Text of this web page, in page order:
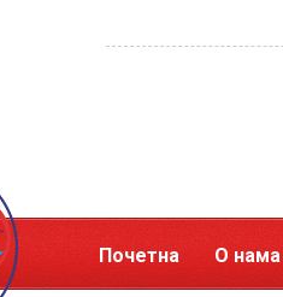
Почетна О нама